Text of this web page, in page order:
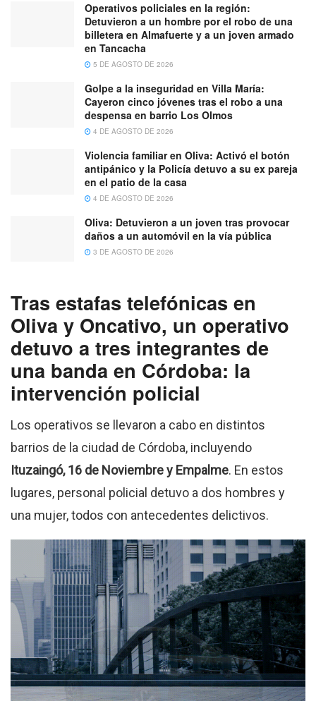
Operativos policiales en la región:
Detuvieron a un hombre por el robo de una
billetera en Almafuerte y a un joven armado
en Tancacha
5 DE AGOSTO DE 2026
Golpe a la inseguridad en Villa María:
Cayeron cinco jóvenes tras el robo a una
despensa en barrio Los Olmos
4 DE AGOSTO DE 2026
Violencia familiar en Oliva: Activó el botón
antipánico y la Policía detuvo a su ex pareja
en el patio de la casa
4 DE AGOSTO DE 2026
Oliva: Detuvieron a un joven tras provocar
daños a un automóvil en la vía pública
3 DE AGOSTO DE 2026
Tras estafas telefónicas en
Oliva y Oncativo, un operativo
detuvo a tres integrantes de
una banda en Córdoba: la
intervención policial
Los operativos se llevaron a cabo en distintos
barrios de la ciudad de Córdoba, incluyendo
Ituzaingó, 16 de Noviembre y Empalme. En estos
lugares, personal policial detuvo a dos hombres y
una mujer, todos con antecedentes delictivos.